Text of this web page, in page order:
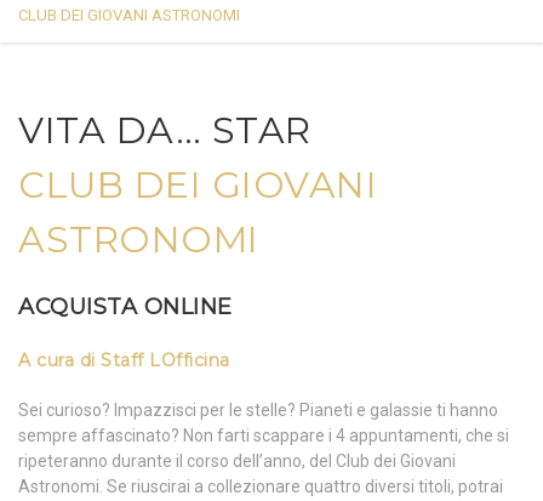
CLUB DEI GIOVANI ASTRONOMI
VITA DA… STAR
CLUB DEI GIOVANI
ASTRONOMI
ACQUISTA ONLINE
A cura di Staff LOfficina
Sei curioso? Impazzisci per le stelle? Pianeti e galassie ti hanno
sempre affascinato? Non farti scappare i 4 appuntamenti, che si
ripeteranno durante il corso dell’anno, del Club dei Giovani
Astronomi. Se riuscirai a collezionare quattro diversi titoli, potrai